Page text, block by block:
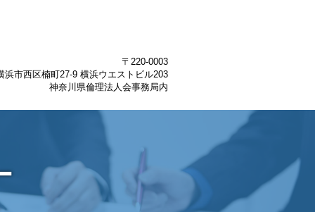
〒220-0003
浜市西区楠町27-9 横浜ウエストビル203
神奈川県倫理法人会事務局内